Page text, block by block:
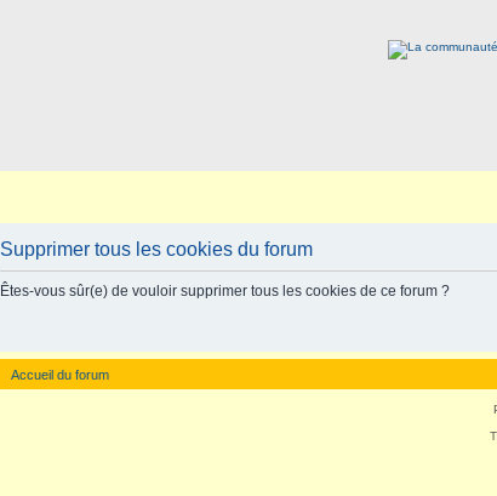
Supprimer tous les cookies du forum
Êtes-vous sûr(e) de vouloir supprimer tous les cookies de ce forum ?
Accueil du forum